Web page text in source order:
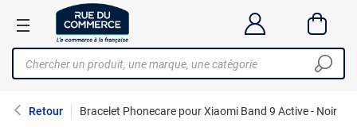
Retour Bracelet Phonecare pour Xiaomi Band 9 Active - Noir